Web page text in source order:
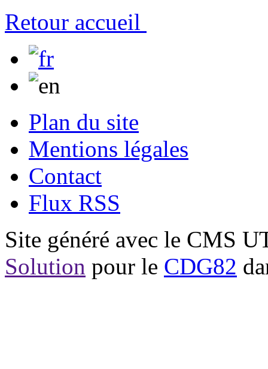
Retour accueil
Plan du site
Mentions légales
Contact
Flux RSS
Site généré avec le CMS
Solution pour le CDG82